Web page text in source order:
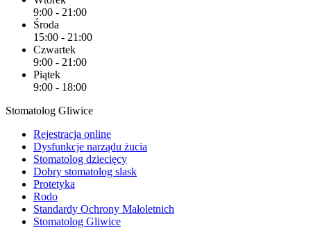
9:00 - 21:00
Środa
15:00 - 21:00
Czwartek
9:00 - 21:00
Piątek
9:00 - 18:00
Stomatolog Gliwice
Rejestracja online
Dysfunkcje narządu żucia
Stomatolog dziecięcy
Dobry stomatolog slask
Protetyka
Rodo
Standardy Ochrony Małoletnich
Stomatolog Gliwice